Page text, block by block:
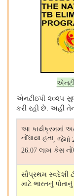
એનટીઇપી ૨૦૨૫
કરી રહી છે. અહીં
આ કાર્યક્રમમાં
નોંધાયા હતા, જેમાં
26.07 લાખ કેસ
સૌપ્રથમ સ્વદેશી
માટે ભારતનું